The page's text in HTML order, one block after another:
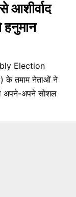
आशीर्वाद
हनुमान
Election
के तमाम नेताओं ने
अपने-अपने सोशल